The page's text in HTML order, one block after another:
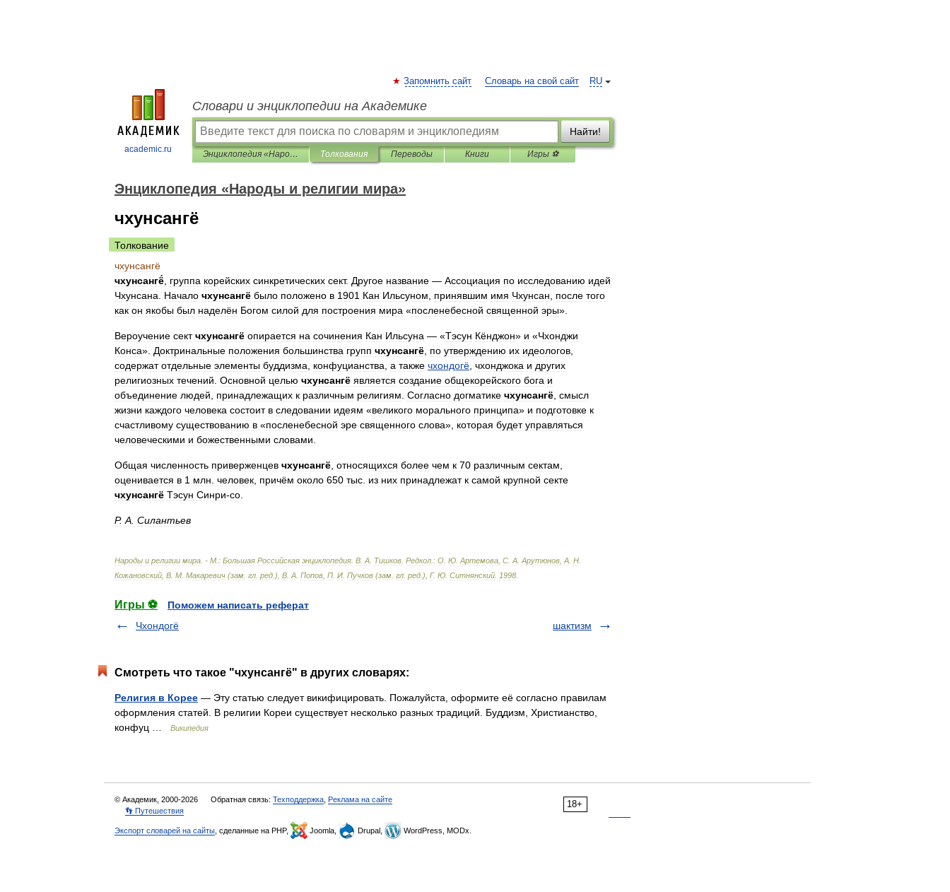
academic.ru
RU
Запомнить сайт Словарь на свой сайт
Словари и энциклопедии на Академике
Найти!
Энциклопедия «Народы и религии мира» Толкования Переводы Книги Игры ⚽
Энциклопедия «Народы и религии мира»
чхунсангё
Толкование
чхунсангё
чхунсангё́ группа корейских синкретических сект. Другое название — Ассоциация по исследованию идей
Чхунсана
Начало чхунсангё было положено в 1901 Кан Ильсуном принявшим имя Чхунсан после того
как он якобы был наделён Богом силой для построения мира «посленебесной священной эры».
Вероучение сект чхунсангё опирается на сочинения Кан Ильсуна — «Тэсун Кёнджон» и «Чхонджи
Конса». Доктринальные положения большинства групп чхунсангё по утверждению их идеологов
содержат отдельные элементы буддизма конфуцианства а также чхондогё чхонджока и других
религиозных течений Основной целью чхунсангё является создание общекорейского бога и
объединение людей принадлежащих к различным религиям Согласно догматике чхунсангё смысл
жизни каждого человека состоит в следовании идеям «великого морального принципа» и подготовке к
счастливому существованию в «посленебесной эре священного слова», которая будет управляться
человеческими и божественными словами
Общая численность приверженцев чхунсангё относящихся более чем к 70 различным сектам
оценивается в 1 млн человек причём около 650 тыс из них принадлежат к самой крупной секте
чхунсангё Тэсун Синри-со
Р. А Силантьев
Народы и религии мира . - М : Большая Российская энциклопедия В А Тишков Редкол : О Ю Артемова С А Арутюнов А Н
Кожановский В М Макаревич (зам гл ред .), В А Попов П И Пучков (зам гл ред .), Г. Ю Ситнянский 1998
Игры ⚽
Поможем написать реферат
Чхондогё
шактизм
Смотреть что такое "чхунсангё" в других словарях:
Религия в Корее — Эту статью следует викифицировать. Пожалуйста, оформите её согласно правилам
оформления статей. В религии Кореи существует несколько разных традиций. Буддизм, Христианство,
конфуц …
Википедия
18+
© Академик, 2000-2026 Обратная связь: Техподдержка Реклама на сайте
👣 Путешествия
Экспорт словарей на сайты , сделанные на PHP, Joomla, Drupal, WordPress, MODx.